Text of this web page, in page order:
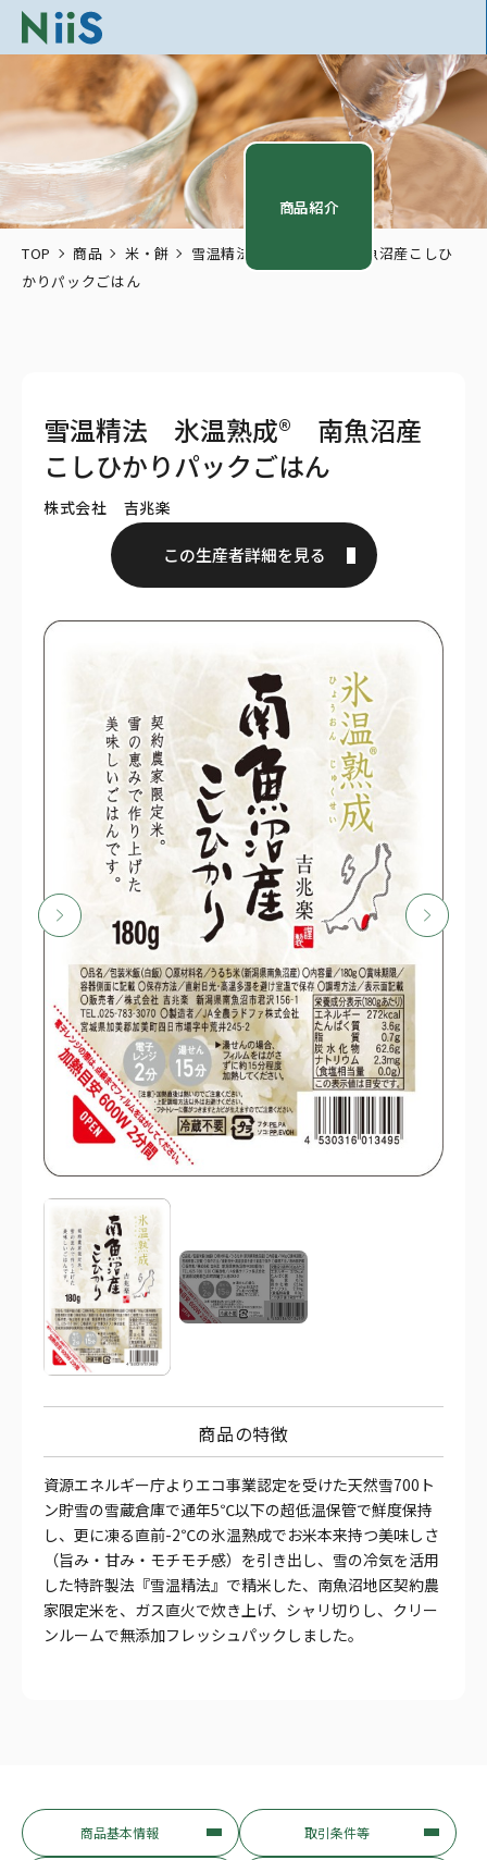
商品紹介
TOP 商品 米・餅
雪温精法 氷温熟成® 南魚沼産こしひ
かりパックごはん
雪温精法 氷温熟成® 南魚沼産
こしひかりパックごはん
株式会社 吉兆楽
この生産者詳細を見る
商品の特徴
資源エネルギー庁よりエコ事業認定を受けた天然雪700ト
ン貯雪の雪蔵倉庫で通年5℃以下の超低温保管で鮮度保持
し、更に凍る直前-2℃の氷温熟成でお米本来持つ美味しさ
（旨み・甘み・モチモチ感）を引き出し、雪の冷気を活用
した特許製法『雪温精法』で精米した、南魚沼地区契約農
家限定米を、ガス直火で炊き上げ、シャリ切りし、クリー
ンルームで無添加フレッシュパックしました。
商品基本情報 取引条件等